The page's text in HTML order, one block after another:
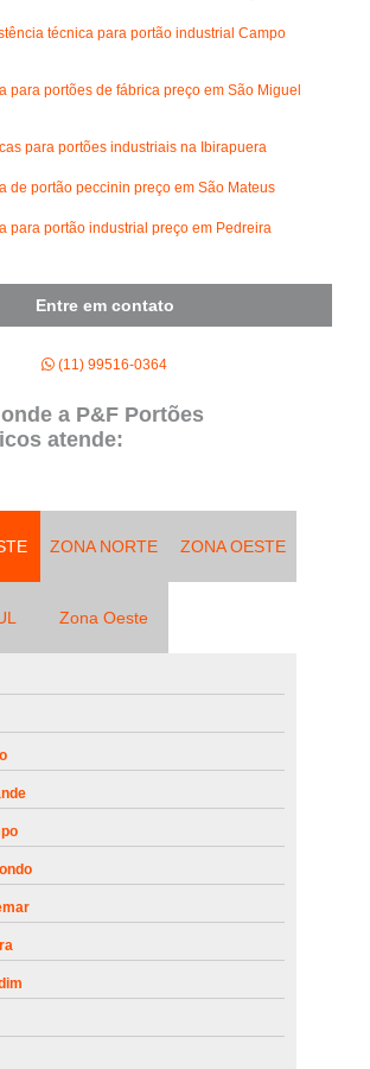
técnica para portão industrial Campo
para portões de fábrica preço em São Miguel
para portões industriais na Ibirapuera
de portão peccinin preço em São Mateus
para portão industrial preço em Pedreira
Entre em contato
(11) 99516-0364
a P&F Portões
atende:
ZONA NORTE ZONA OESTE
Zona Oeste